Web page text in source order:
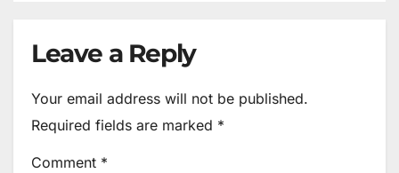
Leave a Reply
Your email address will not be published.
Required fields are marked *
Comment *